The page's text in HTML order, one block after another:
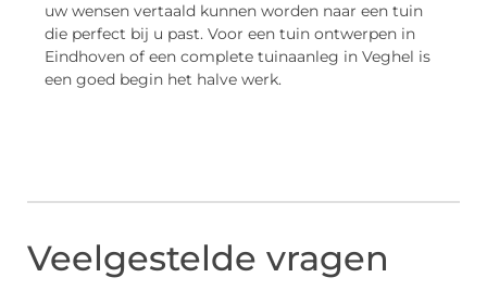
uw wensen vertaald kunnen worden naar een tuin
die perfect bij u past. Voor een tuin ontwerpen in
Eindhoven of een complete tuinaanleg in Veghel is
een goed begin het halve werk.
Veelgestelde vragen